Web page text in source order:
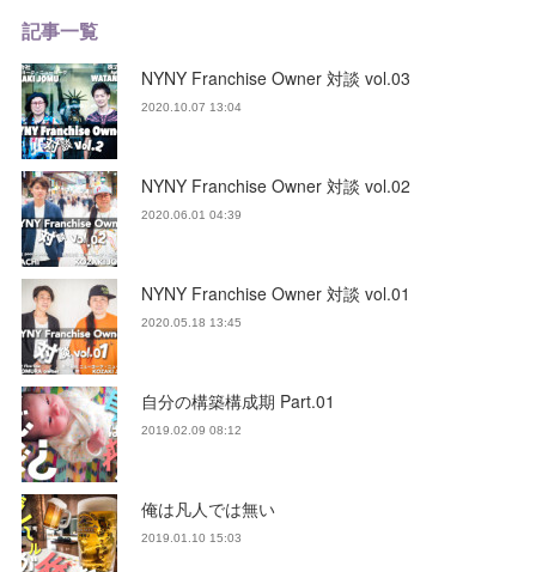
記事一覧
NYNY Franchise Owner 対談 vol.03
2020.10.07 13:04
NYNY Franchise Owner 対談 vol.02
2020.06.01 04:39
NYNY Franchise Owner 対談 vol.01
2020.05.18 13:45
自分の構築構成期 Part.01
2019.02.09 08:12
俺は凡人では無い
2019.01.10 15:03